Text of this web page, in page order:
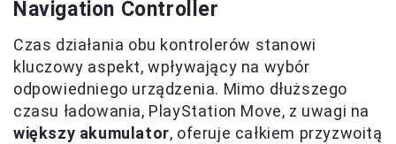
Navigation Controller
Czas działania obu kontrolerów stanowi
kluczowy aspekt, wpływający na wybór
odpowiedniego urządzenia. Mimo dłuższego
czasu ładowania, PlayStation Move, z uwagi na
większy akumulator, oferuje całkiem przyzwoitą